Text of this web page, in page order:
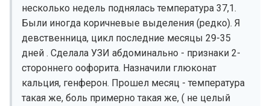
несколько недель поднялась температура 37,1.
Были иногда коричневые выделения (редко). Я
девственница, цикл последние месяцы 29-35
дней . Сделала УЗИ абдоминально - признаки 2-
стороннего оофорита. Назначили глюконат
кальция, генферон. Прошел месяц - температура
такая же, боль примерно такая же, ( не целый